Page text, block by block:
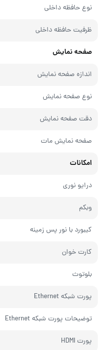
نوع حافظه داخلی
ظرفیت حافظه داخلی
صفحه نمایش
اندازه صفحه نمایش
نوع صفحه نمایش
دقت صفحه نمایش
صفحه نمایش مات
امکانات
درایو نوری
وبکم
کیبورد با نور پس زمینه
کارت خوان
بلوتوث
پورت شبکه Ethernet
توضیحات پورت شبکه Ethernet
پورت HDMI